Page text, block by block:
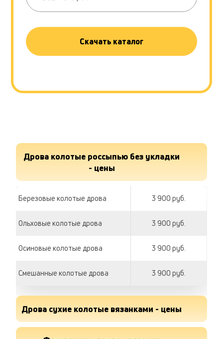
Скачать каталог
Дрова колотые россыпью без укладки
- цены
Березовые колотые дрова 3 900 руб.
Ольховые колотые дрова 3 900 руб.
Осиновые колотые дрова 3 900 руб.
Смешанные колотые дрова 3 900 руб.
Дрова сухие колотые вязанками - цены